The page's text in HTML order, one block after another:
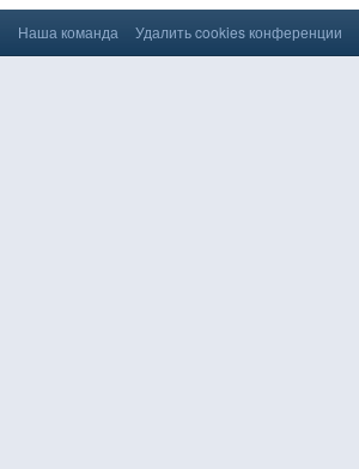
Наша команда Удалить cookies конференции